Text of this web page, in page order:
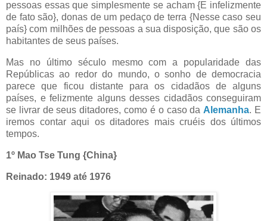
pessoas essas que simplesmente se acham {E infelizmente
de fato são}, donas de um pedaço de terra {Nesse caso seu
país} com milhões de pessoas a sua disposição, que são os
habitantes de seus países.
Mas no último século mesmo com a popularidade das
Repúblicas ao redor do mundo, o sonho de democracia
parece que ficou distante para os cidadãos de alguns
países, e felizmente alguns desses cidadãos conseguiram
se livrar de seus ditadores, como é o caso da Alemanha. E
iremos contar aqui os ditadores mais cruéis dos últimos
tempos.
1º Mao Tse Tung {China}
Reinado: 1949 até 1976